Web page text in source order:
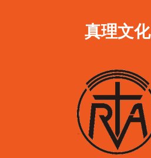
真理文化